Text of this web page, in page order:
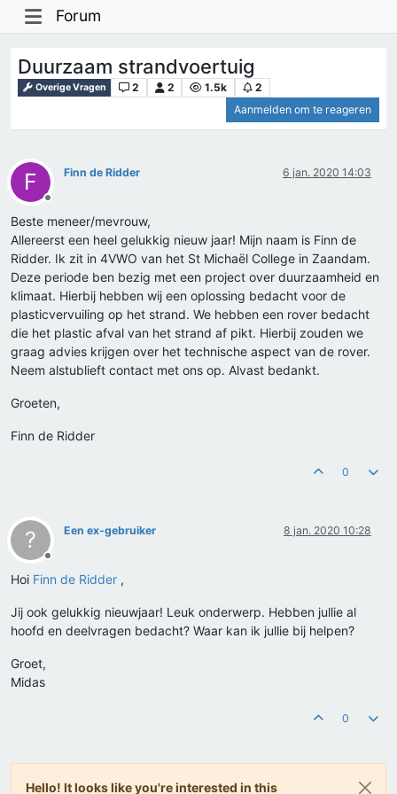
Forum
Duurzaam strandvoertuig
Overige Vragen 2 2 1.5k
2
Aanmelden om te reageren
F
Offline
Finn de Ridder 6 jan. 2020 14:03
Beste meneer/mevrouw,
Allereerst een heel gelukkig nieuw jaar! Mijn naam is Finn de
Ridder. Ik zit in 4VWO van het St Michaël College in Zaandam.
Deze periode ben bezig met een project over duurzaamheid en
klimaat. Hierbij hebben wij een oplossing bedacht voor de
plasticvervuiling op het strand. We hebben een rover bedacht
die het plastic afval van het strand af pikt. Hierbij zouden we
graag advies krijgen over het technische aspect van de rover.
Neem alstublieft contact met ons op. Alvast bedankt.
Groeten,
Finn de Ridder
0
?
Offline
Een ex-gebruiker 8 jan. 2020 10:28
Hoi Finn de Ridder ,
Jij ook gelukkig nieuwjaar! Leuk onderwerp. Hebben jullie al
hoofd en deelvragen bedacht? Waar kan ik jullie bij helpen?
Groet,
Midas
0
Hello! It looks like you're interested in this